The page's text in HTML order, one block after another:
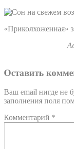
«Приколхоженная»
Оставить
Ваш email нигде не
заполнения поля
Комментарий *